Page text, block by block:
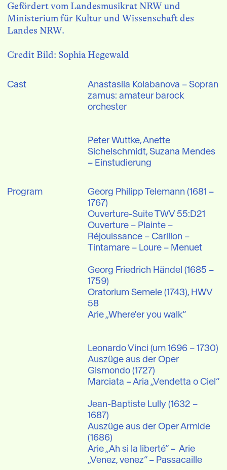
Gefördert vom Landesmusikrat NRW und
Ministerium für Kultur und Wissenschaft des
Landes NRW.
Credit Bild: Sophia Hegewald
Cast
Anastasiia Kolabanova – Sopran
zamus: amateur barock
orchester
Peter Wuttke, Anette
Sichelschmidt, Suzana Mendes
– Einstudierung
Program
Georg Philipp Telemann (1681 –
1767)
Ouverture-Suite TWV 55:D21
Ouverture – Plainte –
Réjouissance – Carillon –
Tintamare – Loure – Menuet
Georg Friedrich Händel (1685 –
1759)
Oratorium Semele (1743), HWV
58
Arie „Where'er you walk“
Leonardo Vinci (um 1696 – 1730)
Auszüge aus der Oper
Gismondo (1727)
Marciata – Aria „Vendetta o Ciel“
Jean-Baptiste Lully (1632 –
1687)
Auszüge aus der Oper Armide
(1686)
Arie „Ah si la liberté“ –  Arie
„Venez, venez“ – Passacaille